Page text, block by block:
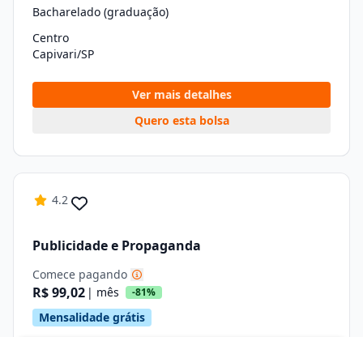
Bacharelado (graduação)
Centro
Capivari/SP
Ver mais detalhes
Quero esta bolsa
4.2
Publicidade e Propaganda
Comece pagando
R$ 99,02 | mês -81%
Mensalidade grátis